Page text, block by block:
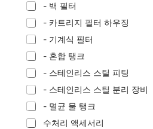
- 백 필터
- 카트리지 필터 하우징
- 기계식 필터
- 혼합 탱크
- 스테인리스 스틸 피팅
- 스테인리스 스틸 분리 장비
- 멸균 물 탱크
수처리 액세서리